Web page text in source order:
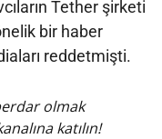
Tether şirketi
bir haber
reddetmişti.
olmak
katılın!